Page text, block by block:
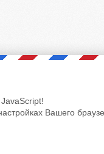
Вашего